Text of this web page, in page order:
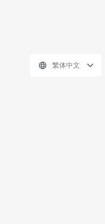
繁体中文